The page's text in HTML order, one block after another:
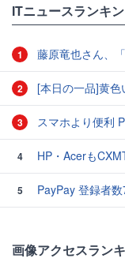
ITニュースランキ
1 藤原竜也さん、「SKYSEA Client
2 [本日の一品]黄色い文字
3 スマホより便利
4 HP・Acerも
5
PayPay 登録者
画像アクセスラン